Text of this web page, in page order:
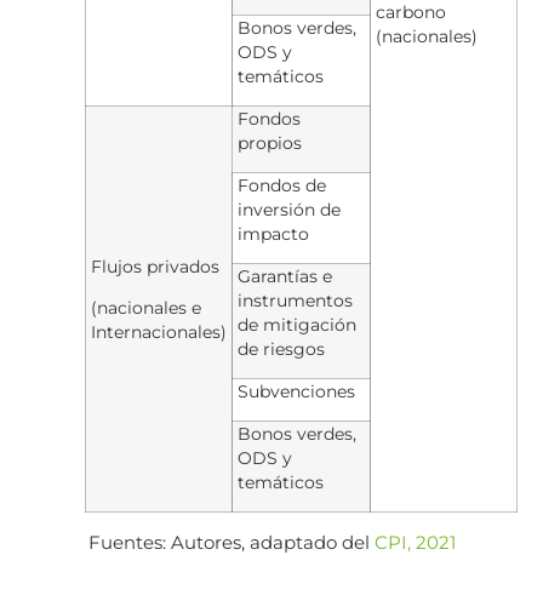
carbono
(nacionales)
Bonos verdes,
ODS y
temáticos
Flujos privados
(nacionales e
Internacionales)
Fondos
propios
Fondos de
inversión de
impacto
Garantías e
instrumentos
de mitigación
de riesgos
Subvenciones
Bonos verdes,
ODS y
temáticos
Fuentes: Autores, adaptado del CPI, 2021